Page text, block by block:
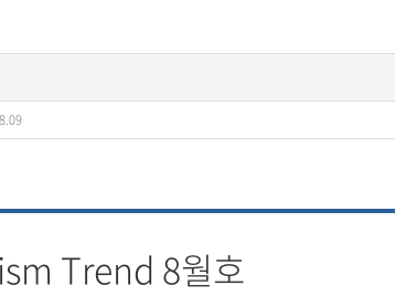
Trend 8월호